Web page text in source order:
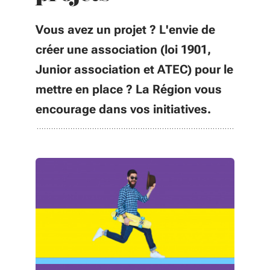
Vous avez un projet ? L'envie de
créer une association (loi 1901,
Junior association et ATEC) pour le
mettre en place ? La Région vous
encourage dans vos initiatives.